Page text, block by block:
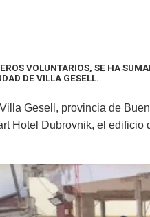
VOLUNTARIOS, SE HA
DE VILLA GESELL.
Gesell, provincia de
Hotel Dubrovnik, el